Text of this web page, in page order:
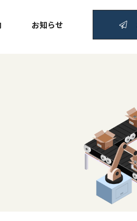
お知らせ